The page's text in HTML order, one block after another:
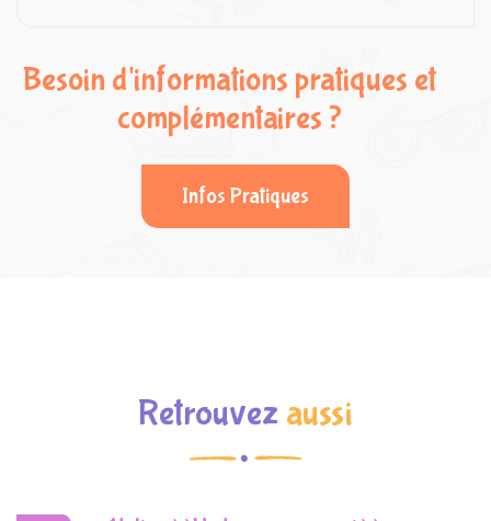
Besoin d'informations pratiques et
complémentaires ?
Infos Pratiques
Retrouvez aussi